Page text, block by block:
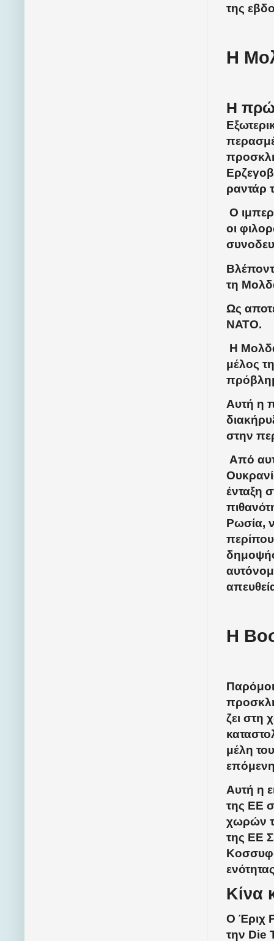
της
Η
Η
ραντάρ
Ο
οι
τη
Ως
ΝΑΤΟ.
Η
μέλος
Αυτή η
στην
Από
ένταξη
Ρωσία,
Η
ζει στη
μέλη
Αυτή η
της ΕΕ
χωρών
της ΕΕ
Κίνα
Ο Έριχ
την Die